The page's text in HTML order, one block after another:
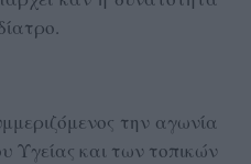
την αγωνία
Υγείας και των τοπικών